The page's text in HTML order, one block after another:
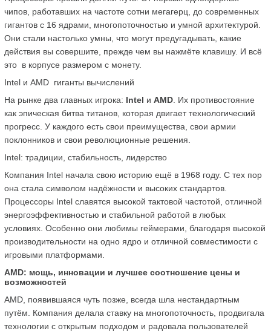
чипов, работавших на частоте сотни мегагерц, до современных
гигантов с 16 ядрами, многопоточностью и умной архитектурой.
Они стали настолько умны, что могут предугадывать, какие
действия вы совершите, прежде чем вы нажмёте клавишу. И всё
это  в корпусе размером с монету.
Intel и AMD  гиганты вычислений
На рынке два главных игрока: Intel и AMD . Их противостояние
как эпическая битва титанов, которая двигает технологический
прогресс. У каждого есть свои преимущества, свои армии
поклонников и свои революционные решения.
Intel: традиции, стабильность, лидерство
Компания Intel начала свою историю ещё в 1968 году. С тех пор
она стала символом надёжности и высоких стандартов.
Процессоры Intel славятся высокой тактовой частотой, отличной
энергоэффективностью и стабильной работой в любых
условиях. Особенно они любимы геймерами, благодаря высокой
производительности на одно ядро и отличной совместимости с
игровыми платформами.
AMD: мощь, инновации и лучшее соотношение цены и
возможностей
AMD, появившаяся чуть позже, всегда шла нестандартным
путём. Компания делала ставку на многопоточность, продвигала
технологии с открытым подходом и радовала пользователей